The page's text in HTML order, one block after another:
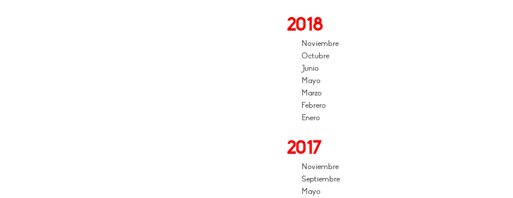
2018
Noviembre
Octubre
Junio
Mayo
Marzo
Febrero
Enero
2017
Noviembre
Septiembre
Mayo